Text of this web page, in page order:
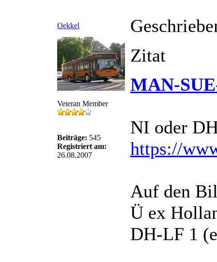
Oekkel
Veteran Member
Beiträge: 545
Registriert am:
26.08.2007
Zitat
MAN-
NI oder
https://
Auf den
Ü ex
DH-LF 1